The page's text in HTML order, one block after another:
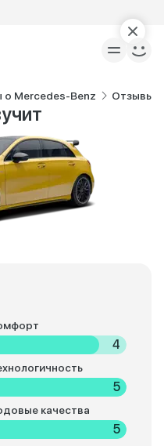
о Mercedes-Benz Отзывы о
4
5
качества
5